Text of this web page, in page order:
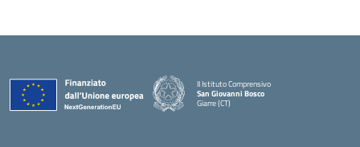
II Istituto Comprensivo
San Giovanni Bosco
Giarre (CT)